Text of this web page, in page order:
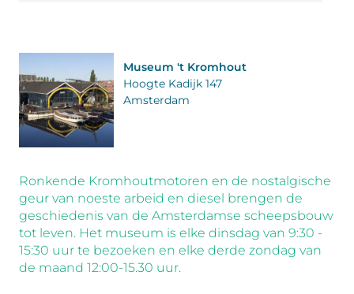
Museum 't Kromhout
Hoogte Kadijk 147
Amsterdam
Ronkende Kromhoutmotoren en de nostalgische
geur van noeste arbeid en diesel brengen de
geschiedenis van de Amsterdamse scheepsbouw
tot leven. Het museum is elke dinsdag van 9:30 -
15:30 uur te bezoeken en elke derde zondag van
de maand 12:00-15.30 uur.